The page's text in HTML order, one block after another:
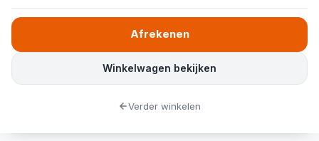
Winkelwagen bekijken
Afrekenen
Verder winkelen